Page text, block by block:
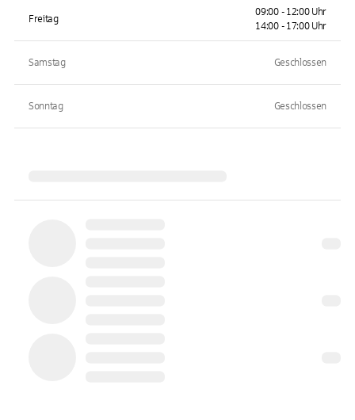
Freitag
09:00 - 12:00 Uhr
14:00 - 17:00 Uhr
Samstag Geschlossen
Sonntag Geschlossen